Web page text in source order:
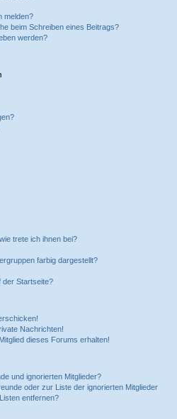
melden?
beim Schreiben eines Beitrags?
werden?
trete ich ihnen bei?
farbig dargestellt?
der Startseite?
Nachrichten!
dieses Forums erhalten!
und ignorierten Mitglieder?
oder zur Liste der ignorierten Mitglieder
entfernen?